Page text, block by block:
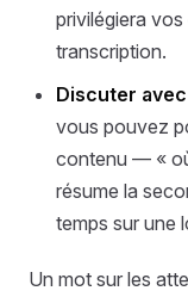
privilégiera
transcription.
Discuter
vous pouvez
contenu — «
résume la
temps sur une
Un mot sur les